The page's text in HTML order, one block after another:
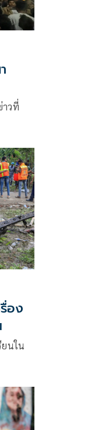
าวที่
อง
ยนใน